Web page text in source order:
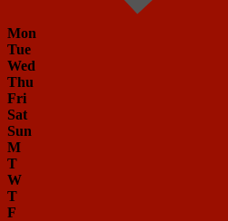
Mon
Tue
Wed
Thu
Fri
Sat
Sun
M
T
W
T
F